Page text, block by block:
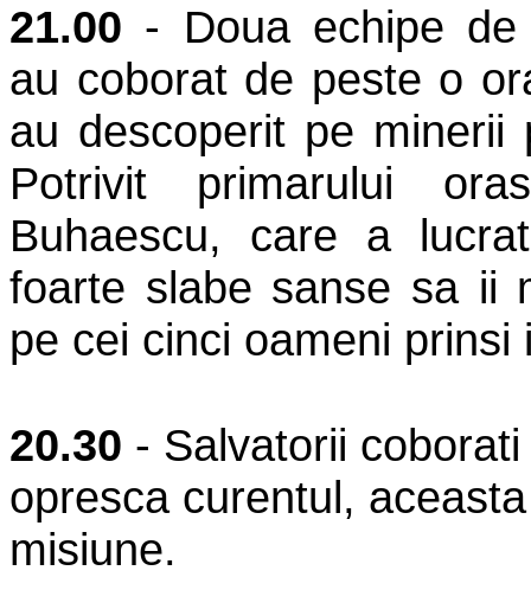
21.00 - Doua echipe de
au coborat de peste o
au descoperit pe minerii
Potrivit primarului
Buhaescu, care a
foarte slabe sanse sa ii
pe cei cinci oameni prinsi
20.30 - Salvatorii
opresca curentul,
misiune.